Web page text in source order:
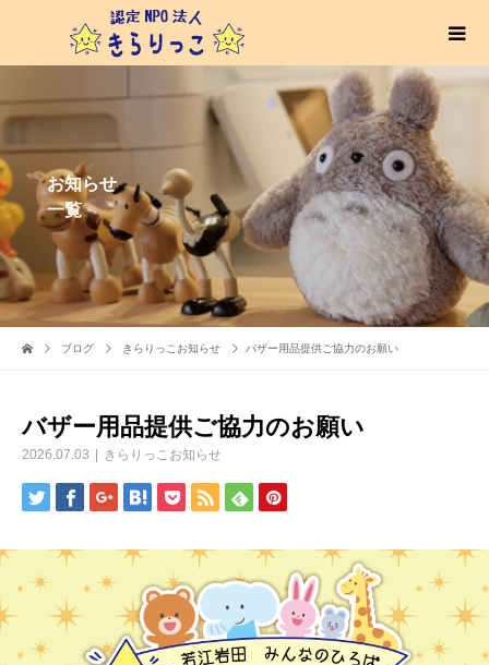
お知らせ
一覧
ブログ きらりっこお知らせ バザー用品提供ご協力のお願い
バザー用品提供ご協力のお願い
2026.07.03 きらりっこお知らせ